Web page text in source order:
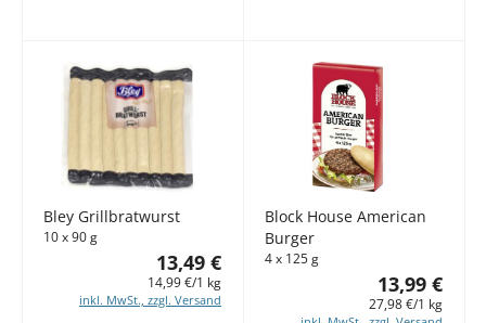
Bley Grillbratwurst
10 x 90 g
13,49 €
14,99 €/1 kg
inkl. MwSt., zzgl. Versand
Block House American
Burger
4 x 125 g
13,99 €
27,98 €/1 kg